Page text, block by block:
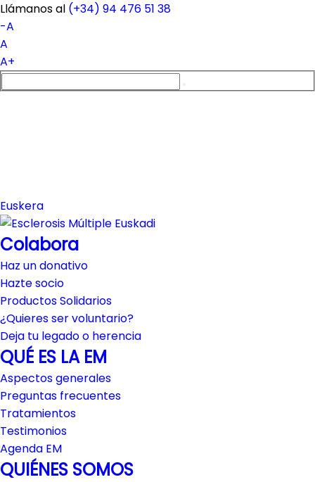
Llámanos al (+34) 94 476 51 38
-A
A
A+
Euskera
Colabora
Haz un donativo
Hazte socio
Productos Solidarios
¿Quieres ser voluntario?
Deja tu legado o herencia
QUÉ ES LA EM
Aspectos generales
Preguntas frecuentes
Tratamientos
Testimonios
Agenda EM
QUIÉNES SOMOS